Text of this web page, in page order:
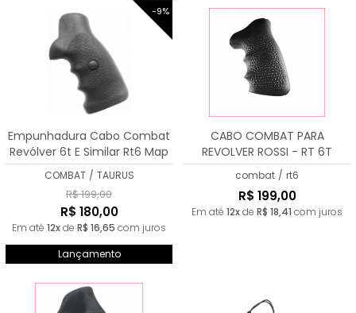
-9%
Empunhadura Cabo Combat
Revólver 6t E Similar Rt6 Map
COMBAT / TAURUS
R$ 199,00
R$ 180,00
Em até 12xde R$ 16,65 com juros
Lançamento
CABO COMBAT PARA
REVOLVER ROSSI - RT 6T
combat / rt6
R$ 199,00
Em até 12xde R$ 18,41 com juros